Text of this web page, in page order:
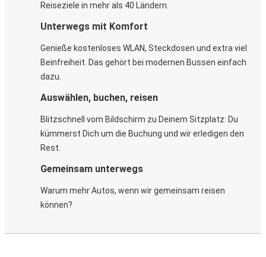
Reiseziele in mehr als 40 Ländern.
Unterwegs mit Komfort
Genieße kostenloses WLAN, Steckdosen und extra viel
Beinfreiheit. Das gehört bei modernen Bussen einfach
dazu.
Auswählen, buchen, reisen
Blitzschnell vom Bildschirm zu Deinem Sitzplatz: Du
kümmerst Dich um die Buchung und wir erledigen den
Rest.
Gemeinsam unterwegs
Warum mehr Autos, wenn wir gemeinsam reisen
können?